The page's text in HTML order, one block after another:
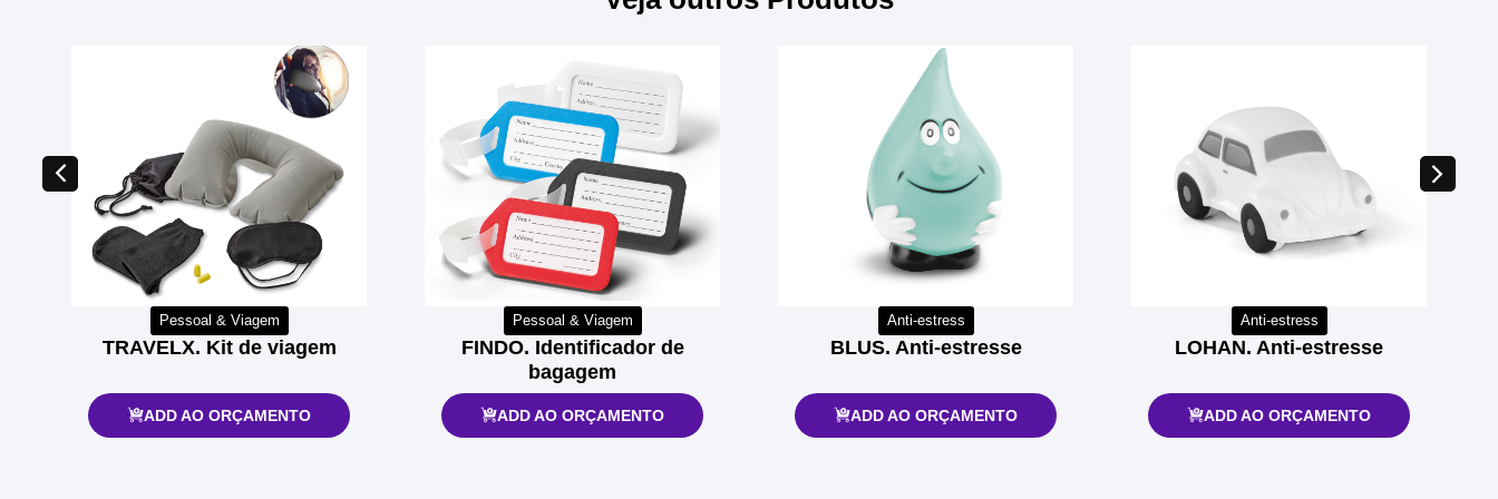
Pessoal & Viagem
TRAVELX. Kit de viagem
ADD AO ORÇAMENTO
Pessoal & Viagem
FINDO. Identificador de
bagagem
ADD AO ORÇAMENTO
Anti-estress
BLUS. Anti-estresse
ADD AO ORÇAMENTO
Anti-estress
LOHAN. Anti-estresse
ADD AO ORÇAMENTO